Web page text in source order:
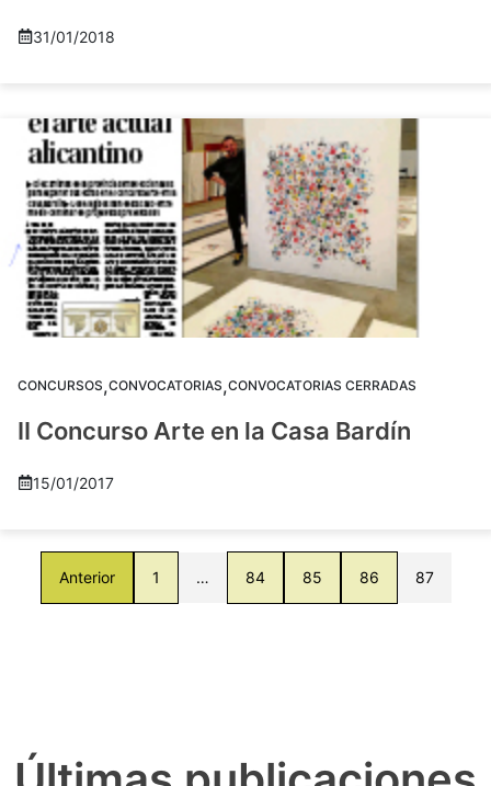
31/01/2018
CONCURSOS,CONVOCATORIAS,CONVOCATORIAS CERRADAS
II Concurso Arte en la Casa Bardín
15/01/2017
Anterior 1 … 84 85 86 87